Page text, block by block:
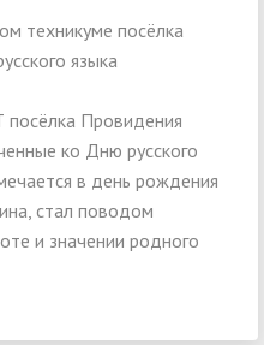
техникуме посёлка
языка
Провидения
ко Дню русского
в день рождения
стал поводом
и значении родного